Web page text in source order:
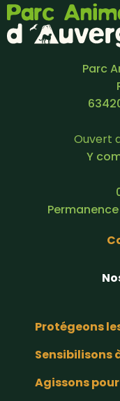
Parc
Ouvert
Y
Protégeons
Sensibilisons
Agissons